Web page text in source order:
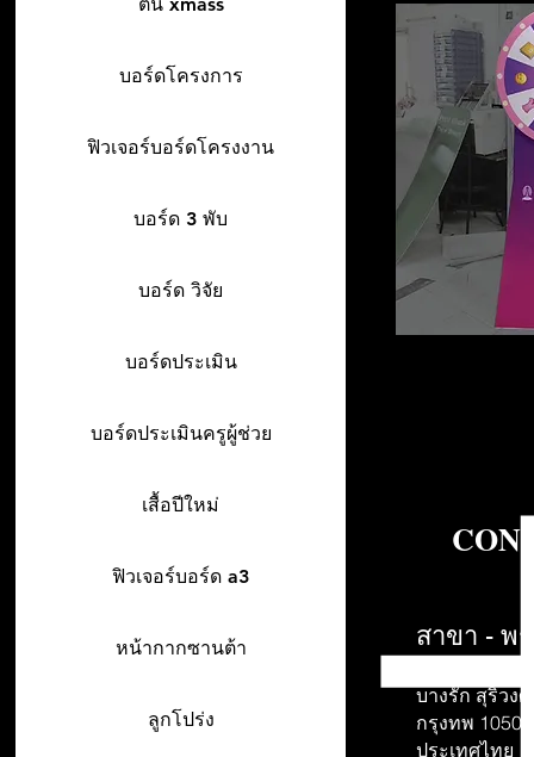
บอร์ดโครงการ
ฟิวเจอร์บอร์ดโครงงาน
บอร์ด 3 พับ
บอร์ด วิจัย
บอร์ดประเมิน
บอร์ดประเมินครูผู้ช่วย
เสื้อปีใหม่
ฟิวเจอร์บอร์ด a3
หน้ากากซานต้า
ลูกโปร่ง
สาขา - พ
บางรัก สุริวงศ์
กรุงทพ 10500
ประเทศไทย